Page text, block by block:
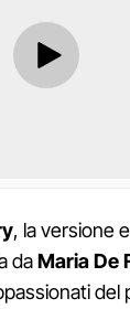
, la versione
daMaria De
del